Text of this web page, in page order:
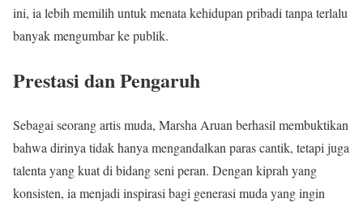
ini, ia lebih memilih untuk menata kehidupan pribadi tanpa terlalu
banyak mengumbar ke publik.
Prestasi dan Pengaruh
Sebagai seorang artis muda, Marsha Aruan berhasil membuktikan
bahwa dirinya tidak hanya mengandalkan paras cantik, tetapi juga
talenta yang kuat di bidang seni peran. Dengan kiprah yang
konsisten, ia menjadi inspirasi bagi generasi muda yang ingin